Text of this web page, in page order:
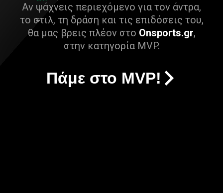
Αν ψάχνεις περιεχόμενο για τον άντρα,
το στιλ, τη δράση και τις επιδόσεις του,
θα μας βρεις πλέον στο Onsports.gr,
στην κατηγορία MVP.
Πάμε στο MVP!